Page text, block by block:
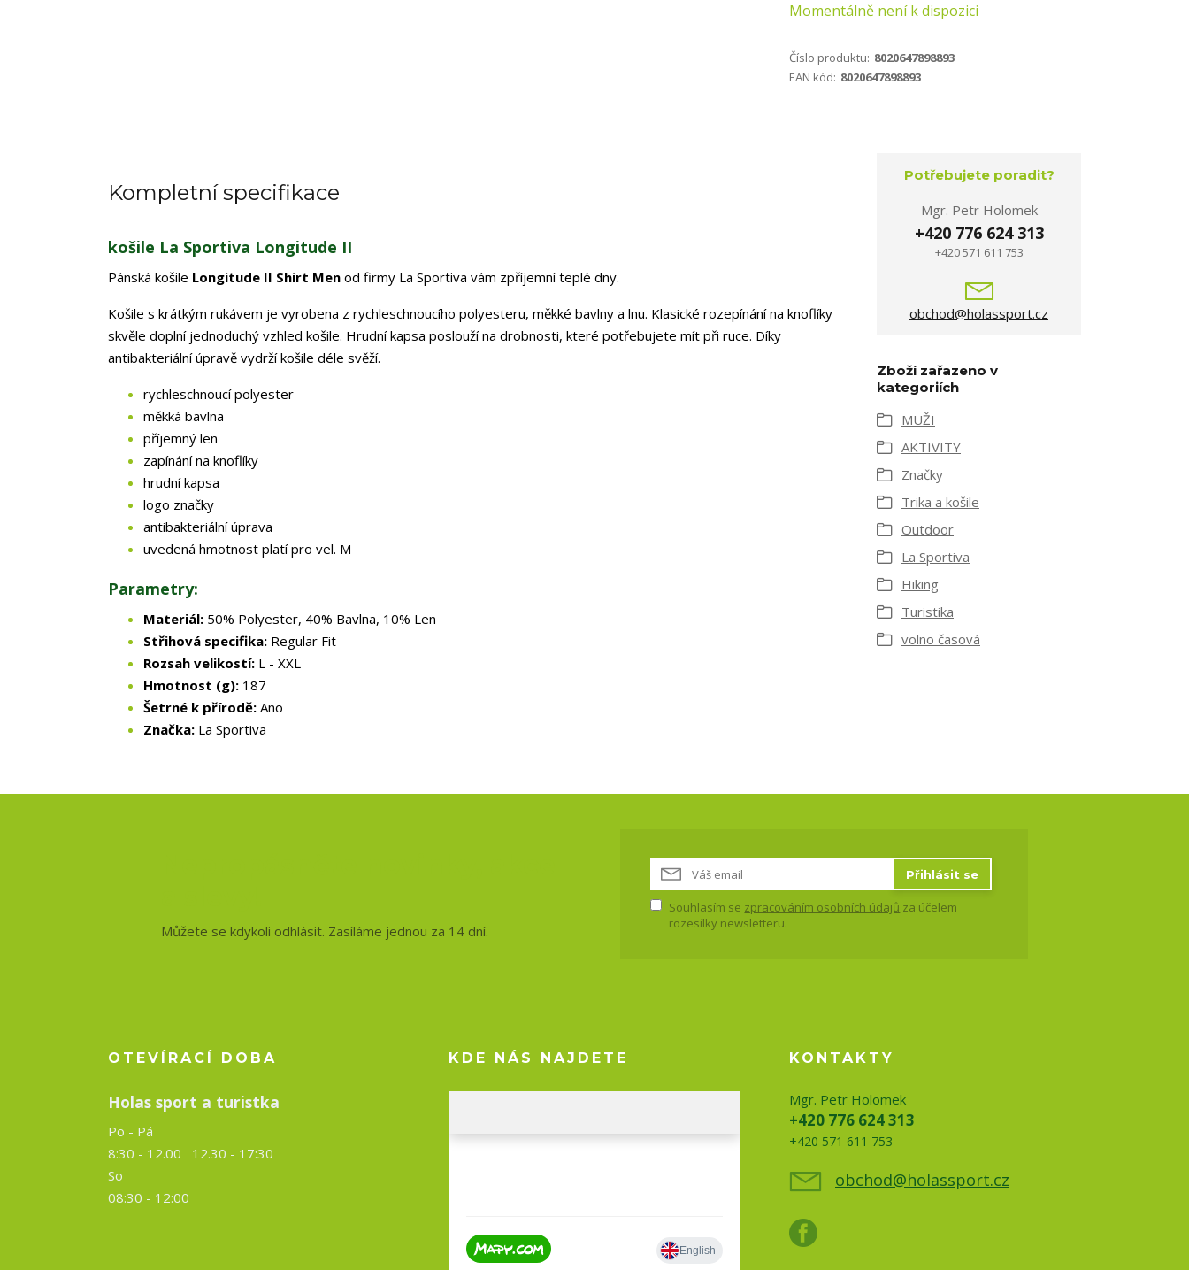
Momentálně není k dispozici
Číslo produktu: 8020647898893
EAN kód: 8020647898893
Kompletní specifikace
košile La Sportiva Longitude II
Pánská košile Longitude II Shirt Men od firmy La Sportiva vám zpříjemní teplé dny.
Košile s krátkým rukávem je vyrobena z rychleschnoucího polyesteru, měkké bavlny a lnu. Klasické rozepínání na knoflíky
skvěle doplní jednoduchý vzhled košile. Hrudní kapsa poslouží na drobnosti, které potřebujete mít při ruce. Díky
antibakteriální úpravě vydrží košile déle svěží.
rychleschnoucí polyester
měkká bavlna
příjemný len
zapínání na knoflíky
hrudní kapsa
logo značky
antibakteriální úprava
uvedená hmotnost platí pro vel. M
Parametry:
Materiál: 50% Polyester, 40% Bavlna, 10% Len
Střihová specifika: Regular Fit
Rozsah velikostí: L - XXL
Hmotnost (g): 187
Šetrné k přírodě: Ano
Značka: La Sportiva
Potřebujete poradit?
Mgr. Petr Holomek
+420 776 624 313
+420 571 611 753
obchod@holassport.cz
Zboží zařazeno v
kategoriích
MUŽI
AKTIVITY
Značky
Trika a košile
Outdoor
La Sportiva
Hiking
Turistika
volno časová
Můžete se kdykoli odhlásit. Zasíláme jednou za 14 dní.
Přihlásit se
Souhlasím se zpracováním osobních údajů za účelem
rozesílky newsletteru.
OTEVÍRACÍ DOBA
Holas sport a turistka
Po - Pá
8:30 - 12.00 12.30 - 17:30
So
08:30 - 12:00
KDE NÁS NAJDETE KONTAKTY
Mgr. Petr Holomek
+420 776 624 313
+420 571 611 753
obchod@holassport.cz